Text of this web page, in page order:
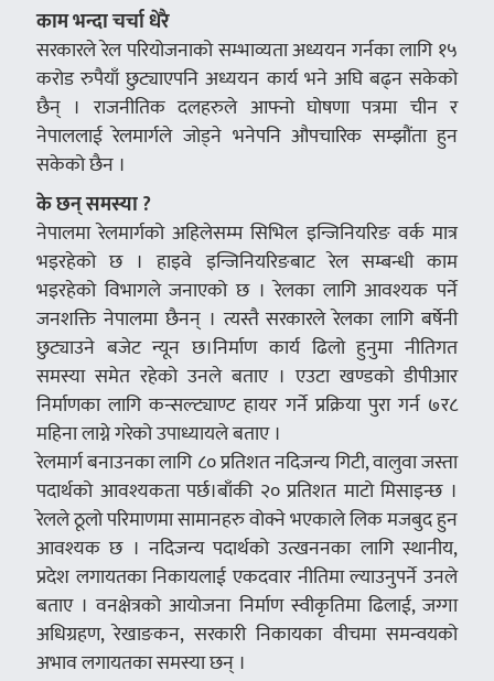
काम भन्दा चर्चा धेरै
सरकारले रेल परियोजनाको सम्भाव्यता अध्ययन गर्नका लागि १५
करोड रुपैयाँ छुट्याएपनि अध्ययन कार्य भने अघि बढ्न सकेको
छैन् । राजनीतिक दलहरुले आफ्नो घोषणा पत्रमा चीन र
नेपाललाई रेलमार्गले जोड्ने भनेपनि औपचारिक सम्झौंता हुन
सकेको छैन ।
के छन् समस्या ?
नेपालमा रेलमार्गको अहिलेसम्म सिभिल इन्जिनियरिङ वर्क मात्र
भइरहेको छ । हाइवे इन्जिनियरिङबाट रेल सम्बन्धी काम
भइरहेको विभागले जनाएको छ । रेलका लागि आवश्यक पर्ने
जनशक्ति नेपालमा छैनन् । त्यस्तै सरकारले रेलका लागि बर्षेनी
छुट्याउने बजेट न्यून छ।निर्माण कार्य ढिलो हुनुमा नीतिगत
समस्या समेत रहेको उनले बताए । एउटा खण्डको डीपीआर
निर्माणका लागि कन्सल्ट्याण्ट हायर गर्ने प्रक्रिया पुरा गर्न ७र८
महिना लाग्ने गरेको उपाध्यायले बताए ।
रेलमार्ग बनाउनका लागि ८० प्रतिशत नदिजन्य गिटी, वालुवा जस्ता
पदार्थको आवश्यकता पर्छ।बाँकी २० प्रतिशत माटो मिसाइन्छ ।
रेलले ठूलो परिमाणमा सामानहरु वोक्ने भएकाले लिक मजबुद हुन
आवश्यक छ । नदिजन्य पदार्थको उत्खननका लागि स्थानीय,
प्रदेश लगायतका निकायलाई एकदवार नीतिमा ल्याउनुपर्ने उनले
बताए । वनक्षेत्रको आयोजना निर्माण स्वीकृतिमा ढिलाई, जग्गा
अधिग्रहण, रेखाङकन, सरकारी निकायका वीचमा समन्वयको
अभाव लगायतका समस्या छन् ।